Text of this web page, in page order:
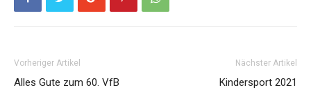
Vorheriger Artikel
Alles Gute zum 60. VfB
Nächster Artikel
Kindersport 2021